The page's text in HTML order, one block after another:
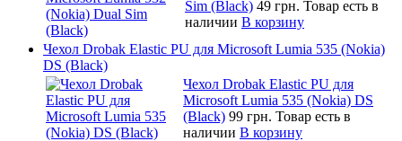
Sim (Black) 49 грн. Товар есть в
наличии В корзину
Чехол Drobak Elastic PU для Microsoft Lumia 535 (Nokia)
DS (Black)
Чехол Drobak Elastic PU для
Microsoft Lumia 535 (Nokia) DS
(Black) 99 грн. Товар есть в
наличии В корзину